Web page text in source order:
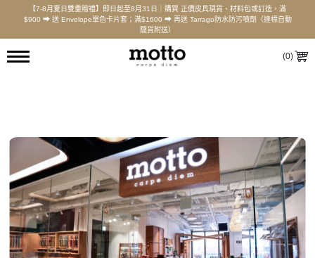
【7-8月夏日雙重贈禮】即日起至8月31日｜購買 正價皮具現貨、材料包或訂造，滿
$900 ⮕ 送 Envelope單色卡片套；滿$1600 ⮕ 再送 Tarrago防水防污噴劑（達標自動
隨貨附送）
(0)